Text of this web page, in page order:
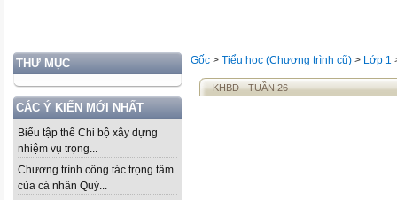
THƯ MỤC
CÁC Ý KIẾN MỚI NHẤT
Biểu tập thể Chi bộ xây dựng
nhiệm vụ trọng...
Chương trình công tác trọng tâm
của cá nhân Quý...
Gốc > Tiểu học (Chương trình cũ) > Lớp 1
KHBD - TUẦN 26